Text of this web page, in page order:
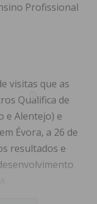
Profissional
visitas que as
Qualifica de
e Alentejo) e
Évora, a 26 de
resultados e